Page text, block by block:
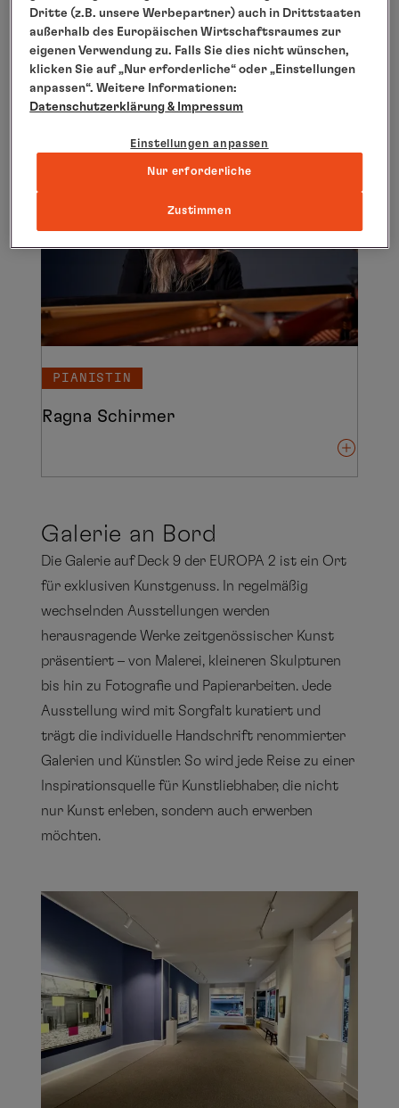
TANZSHOW
Ispasion
PIANISTIN
Ragna Schirmer
Galerie an Bord
Die Galerie auf Deck 9 der EUROPA 2 ist ein Ort
für exklusiven Kunstgenuss. In regelmäßig
wechselnden Ausstellungen werden
herausragende Werke zeitgenössischer Kunst
präsentiert – von Malerei, kleineren Skulpturen
bis hin zu Fotografie und Papierarbeiten. Jede
Ausstellung wird mit Sorgfalt kuratiert und
trägt die individuelle Handschrift renommierter
Galerien und Künstler. So wird jede Reise zu einer
Inspirationsquelle für Kunstliebhaber, die nicht
nur Kunst erleben, sondern auch erwerben
möchten.
Dritte (z.B. unsere Werbepartner) auch in Drittstaaten
außerhalb des Europäischen Wirtschaftsraumes zur
eigenen Verwendung zu. Falls Sie dies nicht wünschen,
klicken Sie auf „Nur erforderliche“ oder „Einstellungen
anpassen“. Weitere Informationen:
Datenschutzerklärung & Impressum
Einstellungen anpassen
Nur erforderliche
Zustimmen